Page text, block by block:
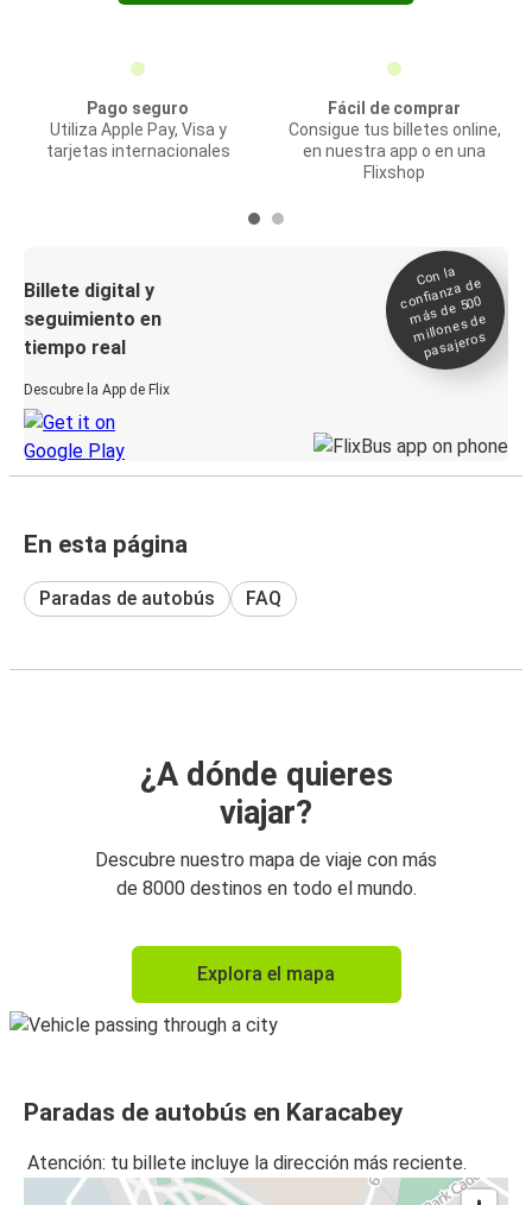
Pago seguro
Utiliza Apple Pay, Visa y
tarjetas internacionales
Fácil de comprar
Consigue tus billetes online,
en nuestra app o en una
Flixshop
Billete digital y
seguimiento en
tiempo real
Descubre la App de Flix
Con la
confianza de
más de 500
millones de
pasajeros
En esta página
Paradas de autobús FAQ
¿A dónde quieres
viajar?
Descubre nuestro mapa de viaje con más
de 8000 destinos en todo el mundo.
Explora el mapa
Paradas de autobús en Karacabey
Atención: tu billete incluye la dirección más reciente.